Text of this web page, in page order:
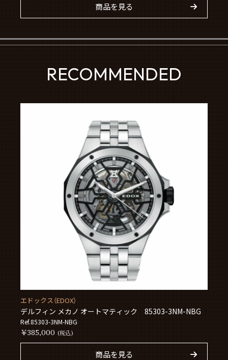
商品を見る
RECOMMENDED
エドックス（EDOX）
デルフィン メカノ オートマティック 85303-3NM-NBG
Ref.85303-3NM-NBG
￥385,000 (税込)
商品を見る